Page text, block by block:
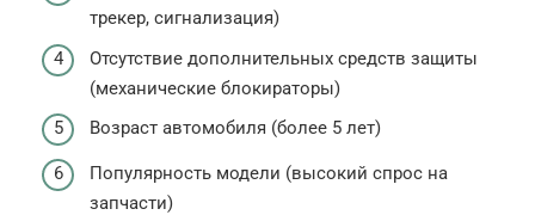
трекер, сигнализация)
Отсутствие дополнительных средств защиты
(механические блокираторы)
Возраст автомобиля (более 5 лет)
Популярность модели (высокий спрос на
запчасти)